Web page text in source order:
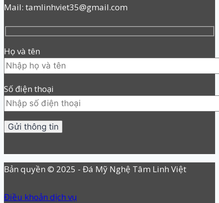
Mail: tamlinhviet35@gmail.com
Họ và tên
Số điện thoại
Bản quyền © 2025 - Đá Mỹ Nghệ Tâm Linh Việt
Điều khoản dịch vụ